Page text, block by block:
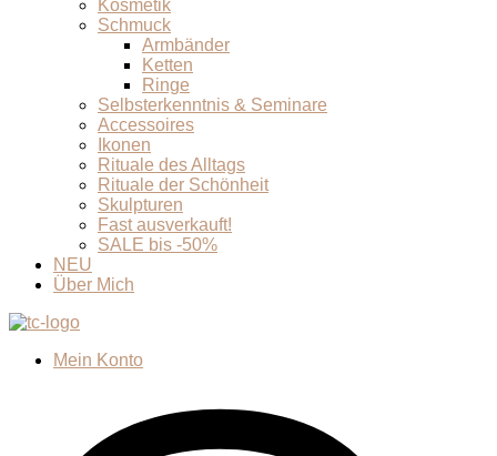
Kosmetik
Schmuck
Armbänder
Ketten
Ringe
Selbsterkenntnis & Seminare
Accessoires
Ikonen
Rituale des Alltags
Rituale der Schönheit
Skulpturen
Fast ausverkauft!
SALE bis -50%
NEU
Über Mich
Mein Konto